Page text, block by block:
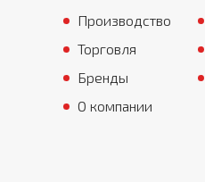
Производство
Торговля
Бренды
О компании